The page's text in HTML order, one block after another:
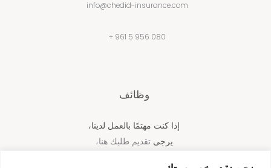
info@chedid-insurance.com
080 956 5 961 +
وظائف
إذا كنت مهتمًا بالعمل لدينا،
يرجىتقديم طلبك هنا،